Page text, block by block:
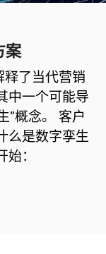
案
了当代营销
中一个可能导
”概念。 客户
么是数字孪生
：